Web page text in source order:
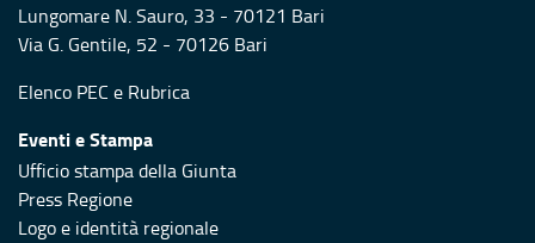
Lungomare N. Sauro, 33 - 70121 Bari
Via G. Gentile, 52 - 70126 Bari
Elenco PEC e Rubrica
Eventi e Stampa
Ufficio stampa della Giunta
Press Regione
Logo e identità regionale